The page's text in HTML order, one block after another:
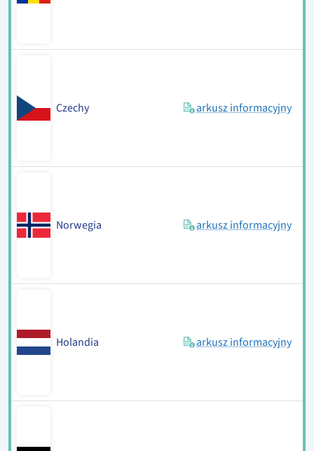
Czechy arkusz informacyjny
Norwegia arkusz informacyjny
Holandia arkusz informacyjny